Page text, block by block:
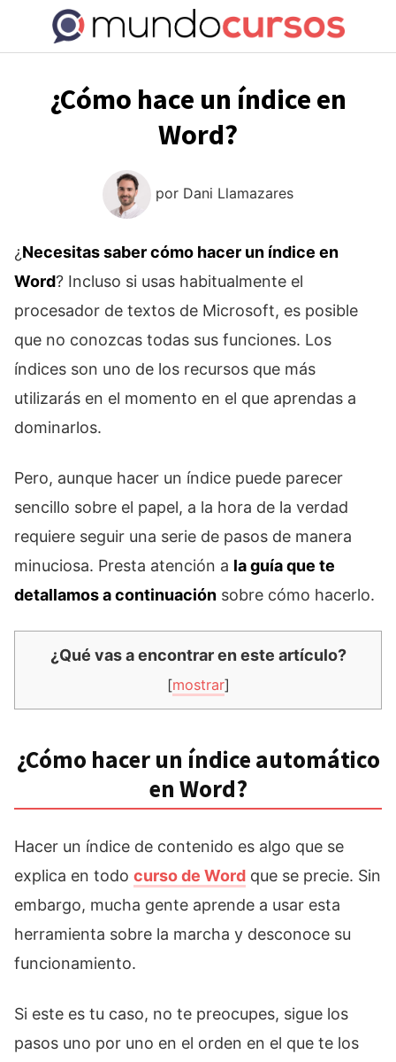
contenido
¿Cómo hace un índice en
Word?
por Dani Llamazares
¿Necesitas saber cómo hacer un índice en
Word? Incluso si usas habitualmente el
procesador de textos de Microsoft, es posible
que no conozcas todas sus funciones. Los
índices son uno de los recursos que más
utilizarás en el momento en el que aprendas a
dominarlos.
Pero, aunque hacer un índice puede parecer
sencillo sobre el papel, a la hora de la verdad
requiere seguir una serie de pasos de manera
minuciosa. Presta atención a la guía que te
detallamos a continuación sobre cómo hacerlo.
¿Qué vas a encontrar en este artículo?
[mostrar]
¿Cómo hacer un índice automático
en Word?
Hacer un índice de contenido es algo que se
explica en todo curso de Word que se precie. Sin
embargo, mucha gente aprende a usar esta
herramienta sobre la marcha y desconoce su
funcionamiento.
Si este es tu caso, no te preocupes, sigue los
pasos uno por uno en el orden en el que te los